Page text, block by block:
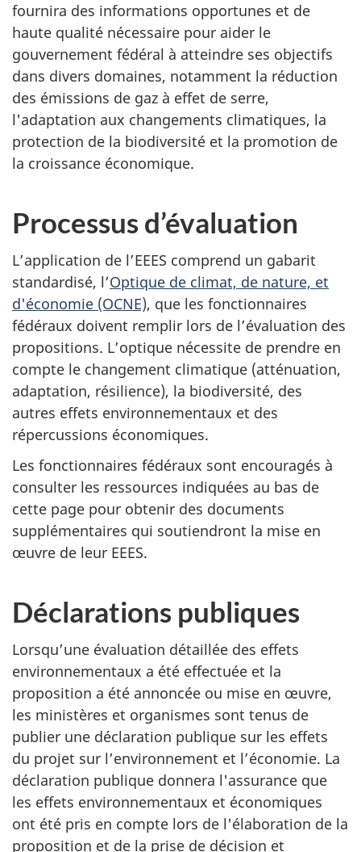
fournira des informations opportunes et de
haute qualité nécessaire pour aider le
gouvernement fédéral à atteindre ses objectifs
dans divers domaines, notamment la réduction
des émissions de gaz à effet de serre,
l'adaptation aux changements climatiques, la
protection de la biodiversité et la promotion de
la croissance économique.
Processus d’évaluation
L’application de l’EEES comprend un gabarit
standardisé, l’Optique de climat, de nature, et
d'économie (OCNE), que les fonctionnaires
fédéraux doivent remplir lors de l’évaluation des
propositions. L’optique nécessite de prendre en
compte le changement climatique (atténuation,
adaptation, résilience), la biodiversité, des
autres effets environnementaux et des
répercussions économiques.
Les fonctionnaires fédéraux sont encouragés à
consulter les ressources indiquées au bas de
cette page pour obtenir des documents
supplémentaires qui soutiendront la mise en
œuvre de leur EEES.
Déclarations publiques
Lorsqu’une évaluation détaillée des effets
environnementaux a été effectuée et la
proposition a été annoncée ou mise en œuvre,
les ministères et organismes sont tenus de
publier une déclaration publique sur les effets
du projet sur l’environnement et l’économie. La
déclaration publique donnera l'assurance que
les effets environnementaux et économiques
ont été pris en compte lors de l'élaboration de la
proposition et de la prise de décision et